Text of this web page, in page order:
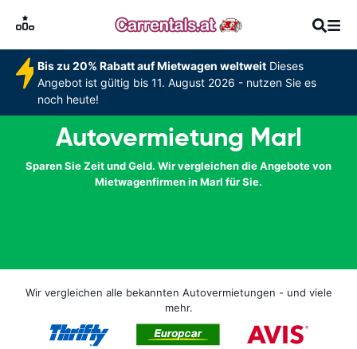
Bis zu 20% Rabatt auf Mietwagen weltweitDieses
Angebot ist gültig bis 11. August 2026 - nutzen Sie es
noch heute!
Autovermietung Marl
Sparen Sie Zeit und Geld. Wir vergleichen die Angebote von
Mietwagenfirmen in Marl für Sie.
Wir vergleichen alle bekannten Autovermietungen - und viele
mehr.